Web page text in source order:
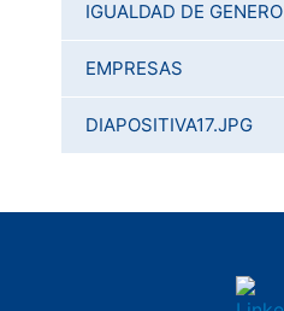
IGUALDAD DE GENERO
EMPRESAS
DIAPOSITIVA17.JPG